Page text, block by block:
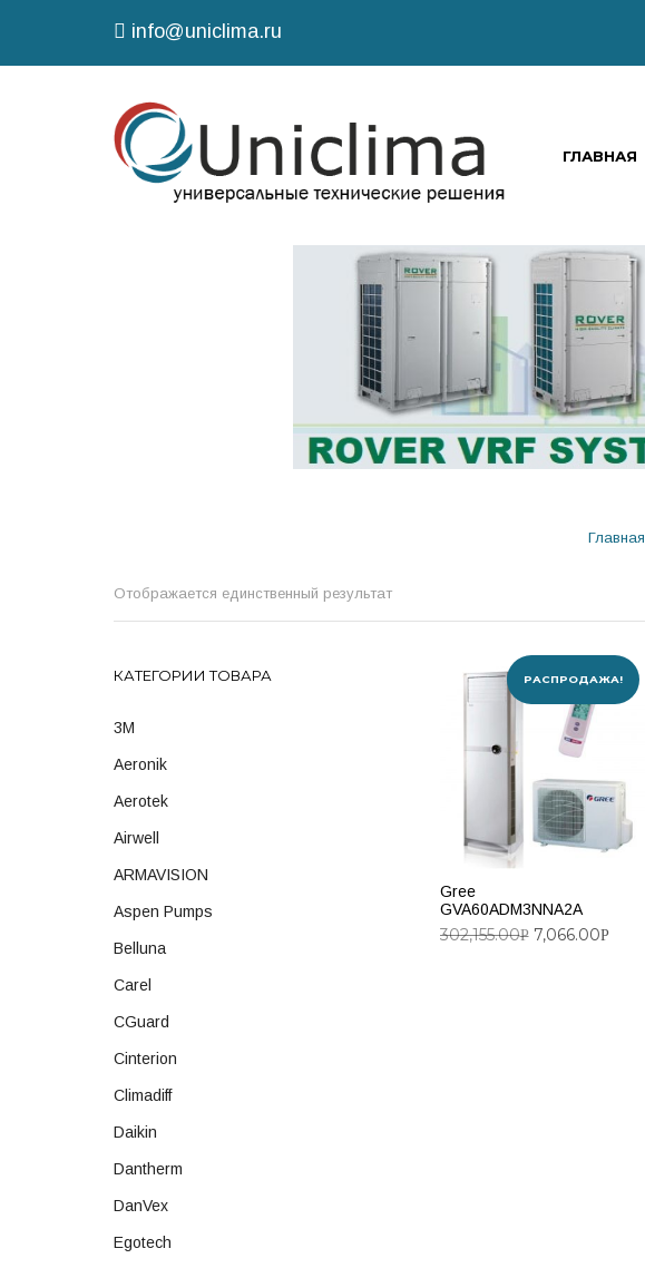
info@uniclima.ru
ГЛАВНАЯ
Главная
Отображается единственный результат
КАТЕГОРИИ ТОВАРА
3M
Aeronik
Aerotek
Airwell
ARMAVISION
Aspen Pumps
Belluna
Carel
CGuard
Cinterion
Climadiff
Daikin
Dantherm
DanVex
Egotech
РАСПРОДАЖА!
Gree
GVA60ADM3NNA2A
302,155.00Р 7,066.00Р